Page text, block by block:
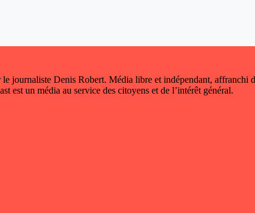
journaliste Denis Robert. Média libre et indépendant, affranchi
est un média au service des citoyens et de l’intérêt général.